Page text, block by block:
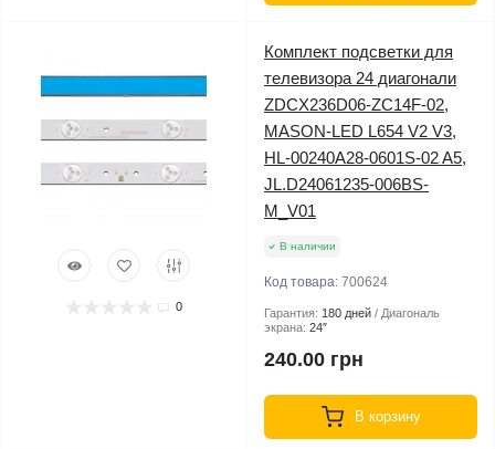
0
Комплект подсветки для
телевизора 24 диагонали
ZDCX236D06-ZC14F-02,
MASON-LED L654 V2 V3,
HL-00240A28-0601S-02 A5,
JL.D24061235-006BS-
M_V01
В наличии
Код товара: 700624
Гарантия: 180 дней
Диагональ
экрана: 24″
240.00 грн
В корзину